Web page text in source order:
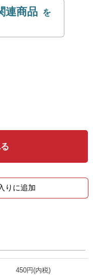
連商品
りに追加
450円(内税)